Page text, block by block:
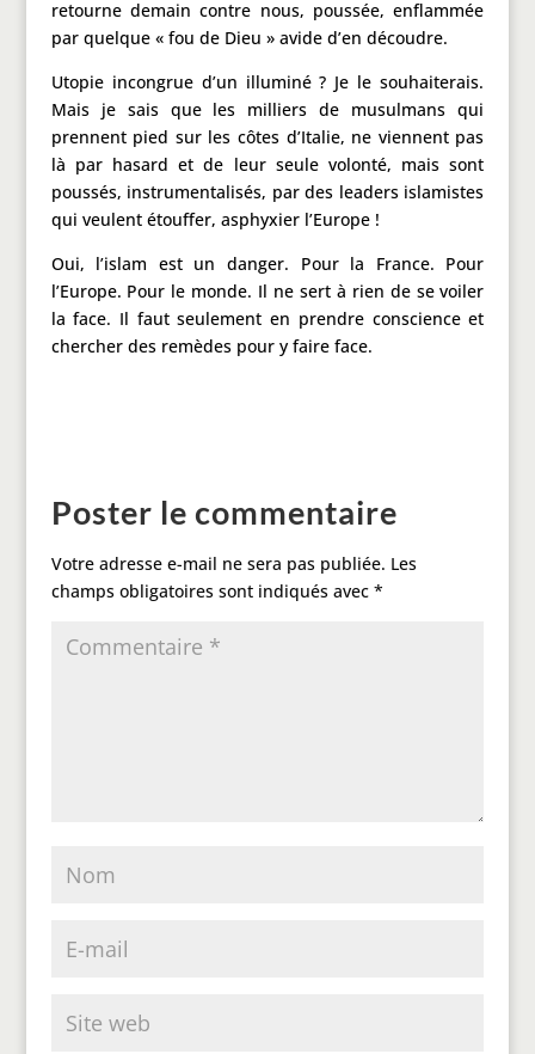
retourne demain contre nous, poussée, enflammée
par quelque « fou de Dieu » avide d’en découdre.
Utopie incongrue d’un illuminé ? Je le souhaiterais.
Mais je sais que les milliers de musulmans qui
prennent pied sur les côtes d’Italie, ne viennent pas
là par hasard et de leur seule volonté, mais sont
poussés, instrumentalisés, par des leaders islamistes
qui veulent étouffer, asphyxier l’Europe !
Oui, l’islam est un danger. Pour la France. Pour
l’Europe. Pour le monde. Il ne sert à rien de se voiler
la face. Il faut seulement en prendre conscience et
chercher des remèdes pour y faire face.
Poster le commentaire
Votre adresse e-mail ne sera pas publiée. Les
champs obligatoires sont indiqués avec *